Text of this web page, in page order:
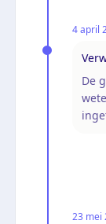
4 april
De
23 mei